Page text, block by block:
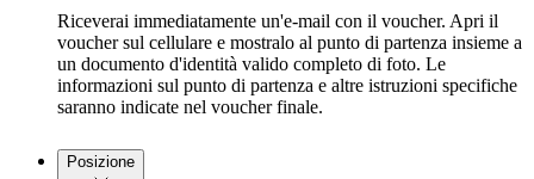
Riceverai immediatamente un'e-mail con il voucher. Apri il
voucher sul cellulare e mostralo al punto di partenza insieme a
un documento d'identità valido completo di foto. Le
informazioni sul punto di partenza e altre istruzioni specifiche
saranno indicate nel voucher finale.
Posizione